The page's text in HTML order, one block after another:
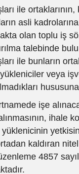
ile
asli
olan toplu iş
talebinde
ile bunların
yükleniciler veya
işe
ihale
kaldıran
4857